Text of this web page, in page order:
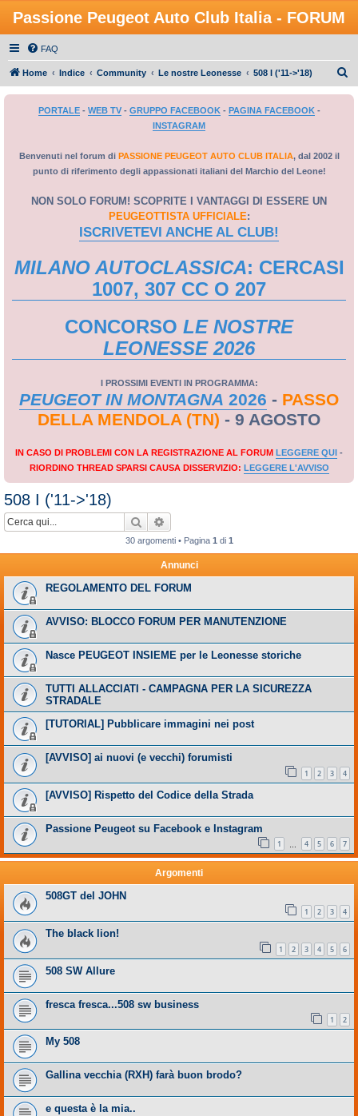
Passione Peugeot Auto Club Italia - FORUM
FAQ
Home Indice Community Le nostre Leonesse 508 I ('11->'18)
PORTALE- WEB TV- GRUPPO FACEBOOK- PAGINA FACEBOOK-
INSTAGRAM
Benvenuti nel forum di PASSIONE PEUGEOT AUTO CLUB ITALIA, dal 2002 il
punto di riferimento degli appassionati italiani del Marchio del Leone!
NON SOLO FORUM! SCOPRITE I VANTAGGI DI ESSERE UN
PEUGEOTTISTA UFFICIALE:
ISCRIVETEVI ANCHE AL CLUB!
MILANO AUTOCLASSICA: CERCASI
1007, 307 CC O 207
CONCORSO LE NOSTRE
LEONESSE 2026
I PROSSIMI EVENTI IN PROGRAMMA:
PEUGEOT IN MONTAGNA 2026 - PASSO
DELLA MENDOLA (TN) - 9 AGOSTO
IN CASO DI PROBLEMI CON LA REGISTRAZIONE AL FORUM LEGGERE QUI -
RIORDINO THREAD SPARSI CAUSA DISSERVIZIO: LEGGERE L'AVVISO
508 I ('11->'18)
Cerca
30 argomenti • Pagina 1 di 1
Annunci
REGOLAMENTO DEL FORUM
AVVISO: BLOCCO FORUM PER MANUTENZIONE
Nasce PEUGEOT INSIEME per le Leonesse storiche
TUTTI ALLACCIATI - CAMPAGNA PER LA SICUREZZA
STRADALE
[TUTORIAL] Pubblicare immagini nei post
[AVVISO] ai nuovi (e vecchi) forumisti
1 2 3 4
[AVVISO] Rispetto del Codice della Strada
Passione Peugeot su Facebook e Instagram
1 4 5 6 7
Argomenti
508GT del JOHN
1 2 3 4
The black lion!
1 2 3 4 5 6
508 SW Allure
fresca fresca...508 sw business
1 2
My 508
Gallina vecchia (RXH) farà buon brodo?
e questa è la mia..